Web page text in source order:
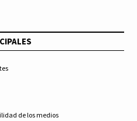
de los medios